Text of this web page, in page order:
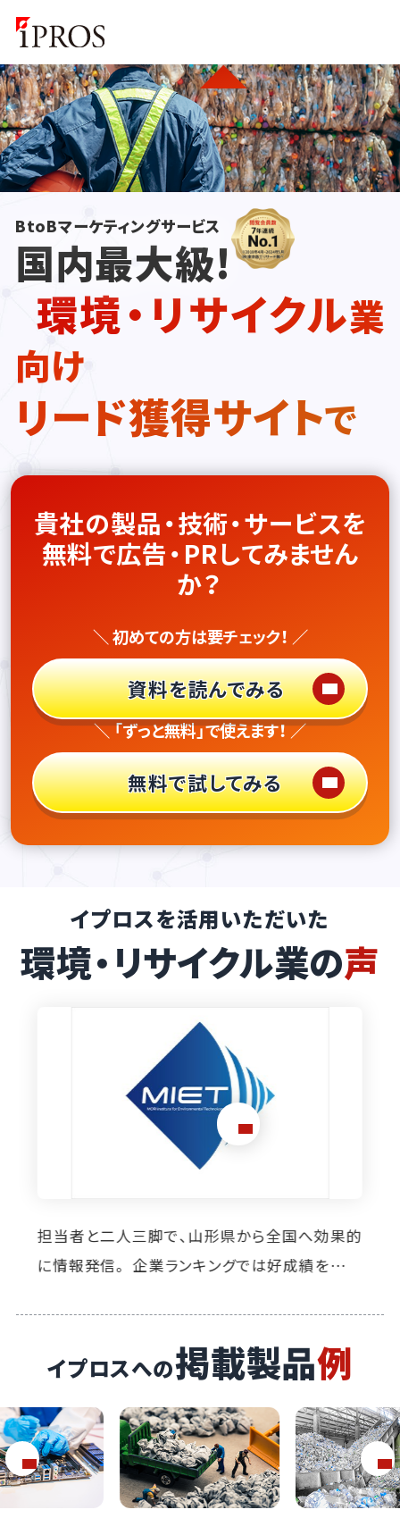
BtoBマーケティングサービス
国内最大級!
環境・リサイクル業
向け
リード獲得サイトで
貴社の製品・技術・サービスを
無料で広告・PRしてみません
か？
＼ 初めての方は要チェック！ ／
資料を読んでみる
＼ 「ずっと無料」で使えます！ ／
無料で試してみる
イプロスを活用いただいた
環境・リサイクル業の声
少人数で高い目標に挑むには？ 積み重ねた経
験とチャレンジ精神で新商材の販路を開拓。
イプロスへの掲載製品例